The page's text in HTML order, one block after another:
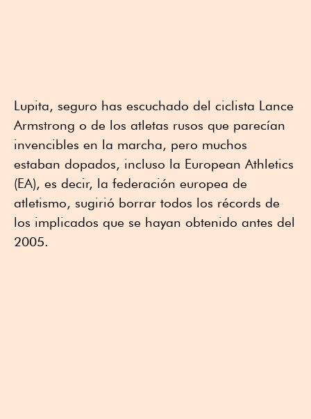
Lupita, seguro has escuchado del ciclista Lance
Armstrong o de los atletas rusos que parecían
invencibles en la marcha, pero muchos
estaban dopados, incluso la European Athletics
(EA), es decir, la federación europea de
atletismo, sugirió borrar todos los récords de
los implicados que se hayan obtenido antes del
2005.